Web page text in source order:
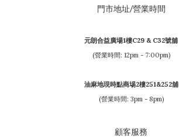
門市地址/營業時間
元朗合益廣場1樓C29 & C32號舖
(營業時間: 12pm - 7:00pm)
油麻地現時點商埸2樓251&252舖
(營業時間: 3pm - 8pm)
顧客服務